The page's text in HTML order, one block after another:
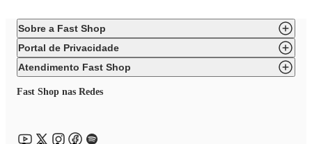
Sobre a Fast Shop
Portal de Privacidade
Atendimento Fast Shop
Fast Shop nas Redes